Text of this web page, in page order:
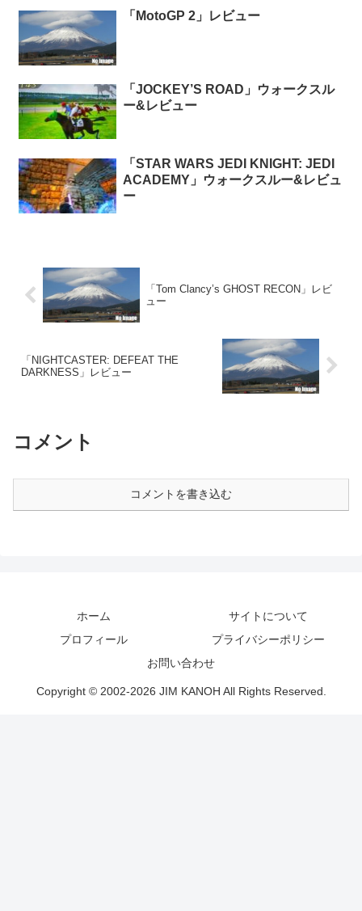
「MotoGP 2」レビュー
「JOCKEY’S ROAD」ウォークスル
ー&レビュー
「STAR WARS JEDI KNIGHT: JEDI
ACADEMY」ウォークスルー&レビュ
ー
「Tom Clancy’s GHOST RECON」レビ
ュー
「NIGHTCASTER: DEFEAT THE
DARKNESS」レビュー
コメント
コメントを書き込む
ホーム
サイトについて
プロフィール
プライバシーポリシー
お問い合わせ
Copyright © 2002-2026 JIM KANOH All Rights Reserved.